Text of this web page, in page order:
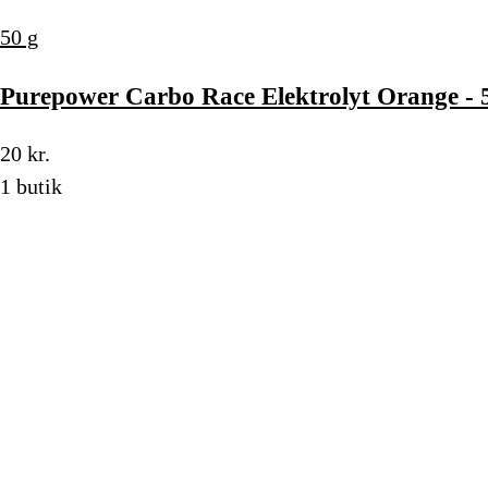
50 g
Purepower Carbo Race Elektrolyt Orange -
20 kr.
1 butik